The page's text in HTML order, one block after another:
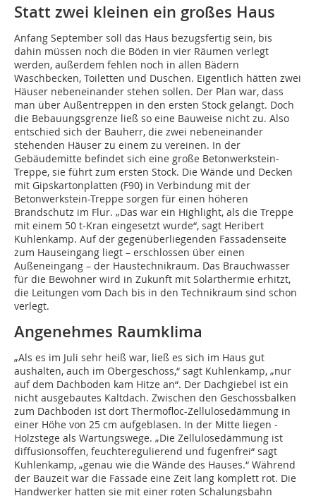
Statt zwei kleinen ein großes Haus
Anfang September soll das Haus bezugsfertig sein, bis
dahin müssen noch die Böden in vier Räumen verlegt
werden, außerdem fehlen noch in allen Bädern
Waschbecken, Toiletten und Duschen. Eigentlich hätten zwei
Häuser nebeneinander stehen sollen. Der Plan war, dass
man über Außentreppen in den ersten Stock gelangt. Doch
die Bebauungsgrenze ließ so eine Bauweise nicht zu. Also
entschied sich der Bauherr, die zwei nebeneinander
stehenden Häuser zu einem zu vereinen. In der
Gebäudemitte befindet sich eine große Betonwerkstein-
Treppe, sie führt zum ersten Stock. Die Wände und Decken
mit Gipskartonplatten (F90) in Verbindung mit der
Betonwerkstein-Treppe sorgen für einen höheren
Brandschutz im Flur. „Das war ein Highlight, als die Treppe
mit einem 50 t-Kran eingesetzt wurde“, sagt Heribert
Kuhlenkamp. Auf der gegenüberliegenden Fassadenseite
zum Hauseingang liegt – erschlossen über einen
Außeneingang – der Haustechnikraum. Das Brauchwasser
für die Bewohner wird in Zukunft mit Solarthermie erhitzt,
die Leitungen vom Dach bis in den Technikraum sind schon
verlegt.
Angenehmes Raumklima
„Als es im Juli sehr heiß war, ließ es sich im Haus gut
aushalten, auch im Obergeschoss,“ sagt Kuhlenkamp, „nur
auf dem Dachboden kam Hitze an“. Der Dachgiebel ist ein
nicht ausgebautes Kaltdach. Zwischen den Geschossbalken
zum Dachboden ist dort Thermofloc-Zellulosedämmung in
einer Höhe von 25 cm aufgeblasen. In der Mitte liegen ­
Holzstege als Wartungswege. „Die Zel­lulosedämmung ist
diffusionsoffen, feuchteregulierend und fugenfrei“ sagt
Kuhlenkamp, „genau wie die Wände des Hauses.“ Während
der Bauzeit war die Fassade eine Zeit lang komplett rot. Die
Handwerker hatten sie mit einer roten Schalungsbahn